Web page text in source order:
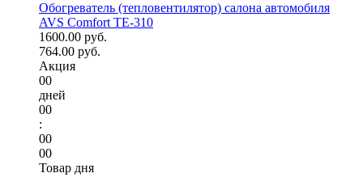
Обогреватель (тепловентилятор) салона автомобиля
AVS Comfort TE-310
1600.00 руб.
764.00 руб.
Акция
00
дней
00
:
00
00
Товар дня